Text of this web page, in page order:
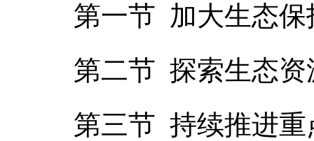
第一节 加大生态保
第二节 探索生态资
第三节 持续推进重